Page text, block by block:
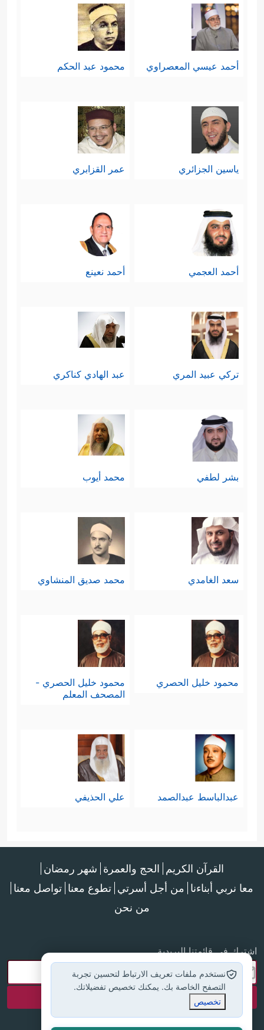
أحمد عيسي المعصراوي محمود عبد الحكم
ياسين الجزائري عمر القزابري
أحمد العجمي أحمد نعينع
تركي عبيد المري عبد الهادي كناكري
بشر لطفي محمد أيوب
سعد الغامدي محمد صديق المنشاوي
محمود خليل الحصري
محمود خليل الحصري -
المصحف المعلم
عبدالباسط عبدالصمد علي الحذيفي
القرآن الكريم الحج والعمرة شهر رمضان
معا نربي أبناءنا من أجل أسرتي تطوع معنا تواصل معنا
من نحن
اشترك في قائمتنا البريدية
نستخدم ملفات تعريف الارتباط لتحسين تجربة
التصفح الخاصة بك. يمكنك تخصيص تفضيلاتك.
تخصيص